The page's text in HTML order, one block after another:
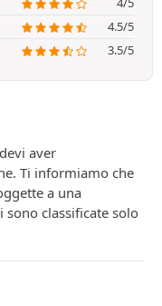
4.5/5
3.5/5
aver
Ti informiamo che
a una
sono classificate solo